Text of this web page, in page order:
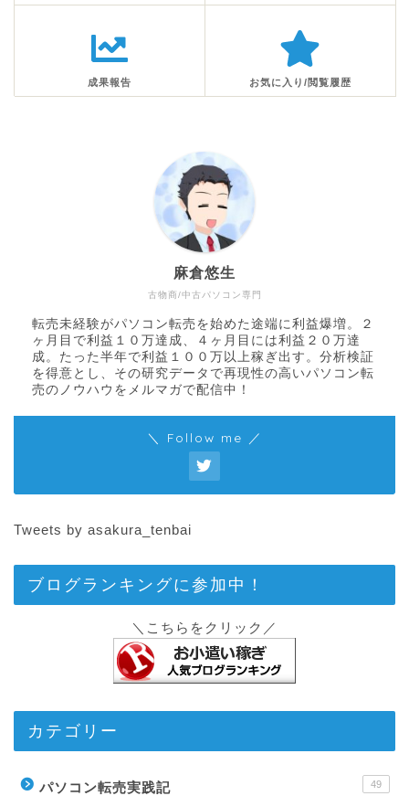
成果報告 お気に入り/閲覧履歴
古物商/中古パソコン専門
麻倉悠生
転売未経験がパソコン転売を始めた途端に利益爆増。２
ヶ月目で利益１０万達成、４ヶ月目には利益２０万達
成。たった半年で利益１００万以上稼ぎ出す。分析検証
を得意とし、その研究データで再現性の高いパソコン転
売のノウハウをメルマガで配信中！
＼ Follow me ／
Tweets by asakura_tenbai
ブログランキングに参加中！
＼こちらをクリック／
カテゴリー
パソコン転売実践記 49